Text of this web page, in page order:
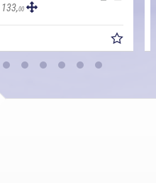
133,00